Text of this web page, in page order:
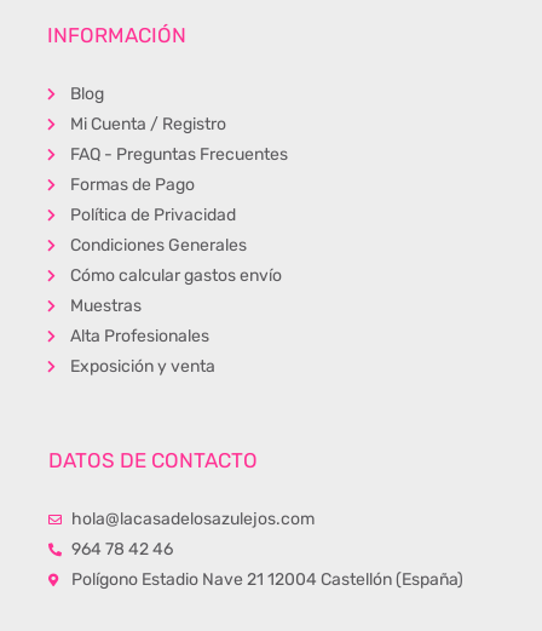
INFORMACIÓN
Blog
Mi Cuenta / Registro
FAQ - Preguntas Frecuentes
Formas de Pago
Política de Privacidad
Condiciones Generales
Cómo calcular gastos envío
Muestras
Alta Profesionales
Exposición y venta
DATOS DE CONTACTO
hola@lacasadelosazulejos.com
964 78 42 46
Polígono Estadio Nave 21 12004 Castellón (España)